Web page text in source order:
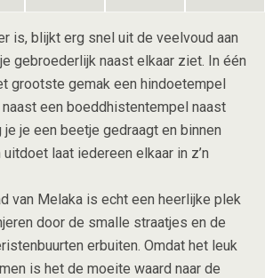
is, blijkt erg snel uit de veelvoud aan
gebroederlijk naast elkaar ziet. In één
grootste gemak een hindoetempel
een boeddhistentempel naast
je een beetje gedraagt en binnen
laat iedereen elkaar in z’n
van Melaka is echt een heerlijke plek
door de smalle straatjes en de
erbuiten. Omdat het leuk
is het de moeite waard naar de